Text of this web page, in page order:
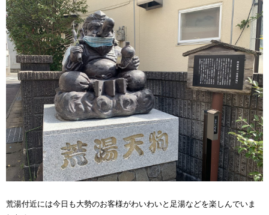
荒湯付近には今日も大勢のお客様がわいわいと足湯などを楽しんでいま